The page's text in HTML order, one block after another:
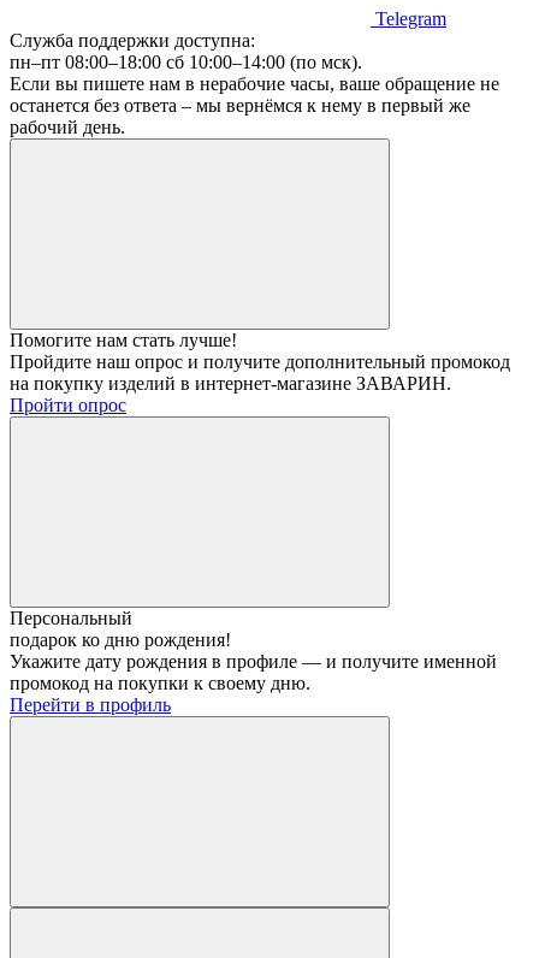
Telegram
Служба поддержки доступна:
пн–пт 08:00–18:00 сб 10:00–14:00 (по мск).
Если вы пишете нам в нерабочие часы, ваше обращение не
останется без ответа – мы вернёмся к нему в первый же
рабочий день.
Помогите нам стать лучше!
Пройдите наш опрос и получите дополнительный промокод
на покупку изделий в интернет-магазине ЗАВАРИН.
Пройти опрос
Персональный
подарок ко дню рождения!
Укажите дату рождения в профиле — и получите именной
промокод на покупки к своему дню.
Перейти в профиль